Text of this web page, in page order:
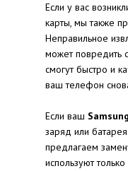
Если у вас
карты, мы также
Неправильное
может повредить
смогут быстро и
ваш телефон
Если ваш
заряд или
предлагаем
используют